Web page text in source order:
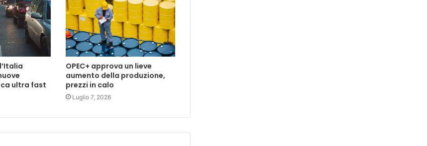
ultra fast
OPEC+ approva un lieve
aumento della produzione,
prezzi in calo
Luglio 7, 2026